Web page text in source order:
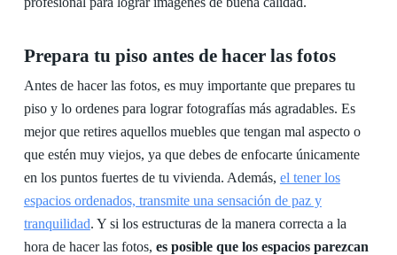
Prepara tu piso antes de hacer las fotos
Antes de hacer las fotos, es muy importante que prepares tu
piso y lo ordenes para lograr fotografías más agradables. Es
mejor que retires aquellos muebles que tengan mal aspecto o
que estén muy viejos, ya que debes de enfocarte únicamente
en los puntos fuertes de tu vivienda. Además, el tener los
espacios ordenados, transmite una sensación de paz y
tranquilidad. Y si los estructuras de la manera correcta a la
hora de hacer las fotos, es posible que los espacios parezcan